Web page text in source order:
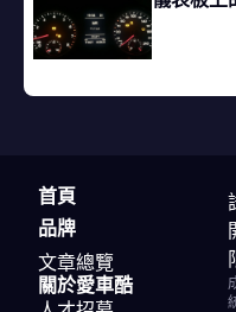
首頁
品牌
文章總覽
關於愛車酷